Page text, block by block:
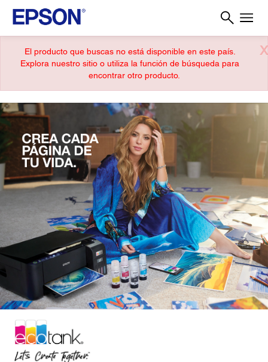
X
El producto que buscas no está disponible en este país.
Explora nuestro sitio o utiliza la función de búsqueda para
encontrar otro producto.